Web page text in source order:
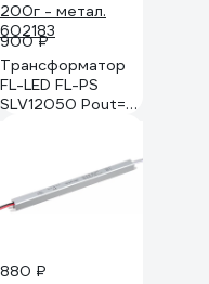
900 ₽
Трансформатор
FL-LED FL-PS
SLV12050 Pout=
IP20, 118x78x36мм,
200г - метал.
602183
880 ₽